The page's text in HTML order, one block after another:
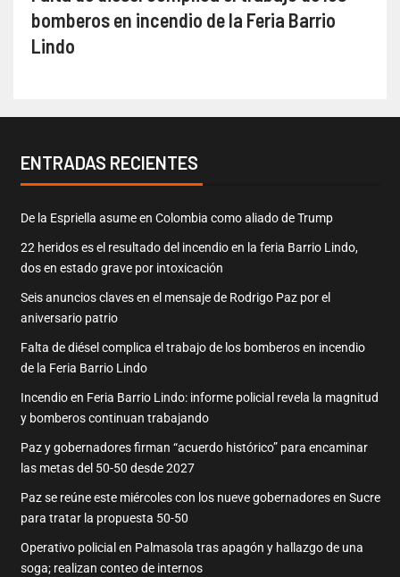
bomberos en incendio de la Feria Barrio
Lindo
ENTRADAS RECIENTES
De la Espriella asume en Colombia como aliado de Trump
22 heridos es el resultado del incendio en la feria Barrio Lindo,
dos en estado grave por intoxicación
Seis anuncios claves en el mensaje de Rodrigo Paz por el
aniversario patrio
Falta de diésel complica el trabajo de los bomberos en incendio
de la Feria Barrio Lindo
Incendio en Feria Barrio Lindo: informe policial revela la magnitud
y bomberos continuan trabajando
Paz y gobernadores firman “acuerdo histórico” para encaminar
las metas del 50-50 desde 2027
Paz se reúne este miércoles con los nueve gobernadores en Sucre
para tratar la propuesta 50-50
Operativo policial en Palmasola tras apagón y hallazgo de una
soga; realizan conteo de internos